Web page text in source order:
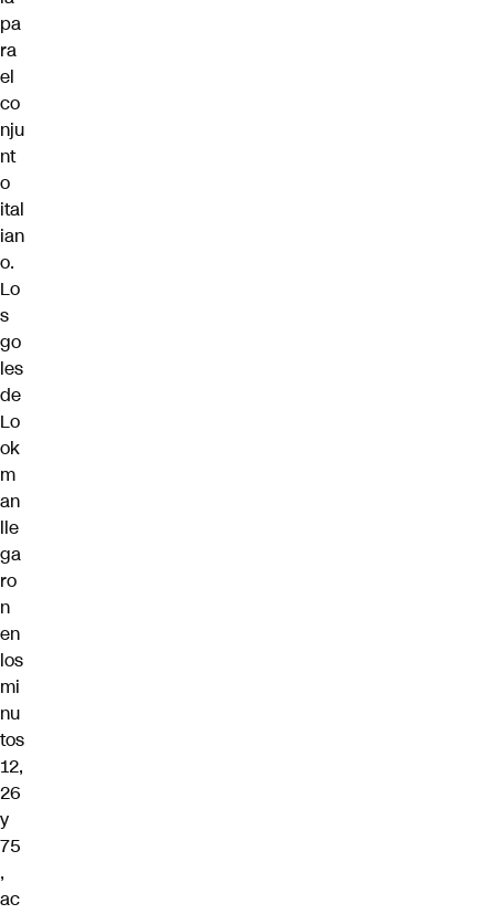
pa
ra
el
co
nju
nt
o
ital
ian
o.
Lo
s
go
les
de
Lo
ok
m
an
lle
ga
ro
n
en
los
mi
nu
tos
12,
26
y
75
,
ac